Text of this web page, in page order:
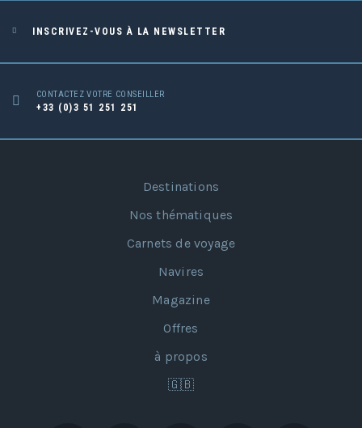
INSCRIVEZ-VOUS À LA NEWSLETTER
CONTACTEZ VOTRE CONSEILLER
+33 (0)3 51 251 251
Destinations
Nos thématiques
Carnets de voyage
Navires
Magazine
Offres
à propos
🇬🇧